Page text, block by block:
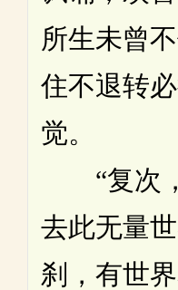
所生未曾
住不退转
觉。
“复次，
去此无量
刹，有世